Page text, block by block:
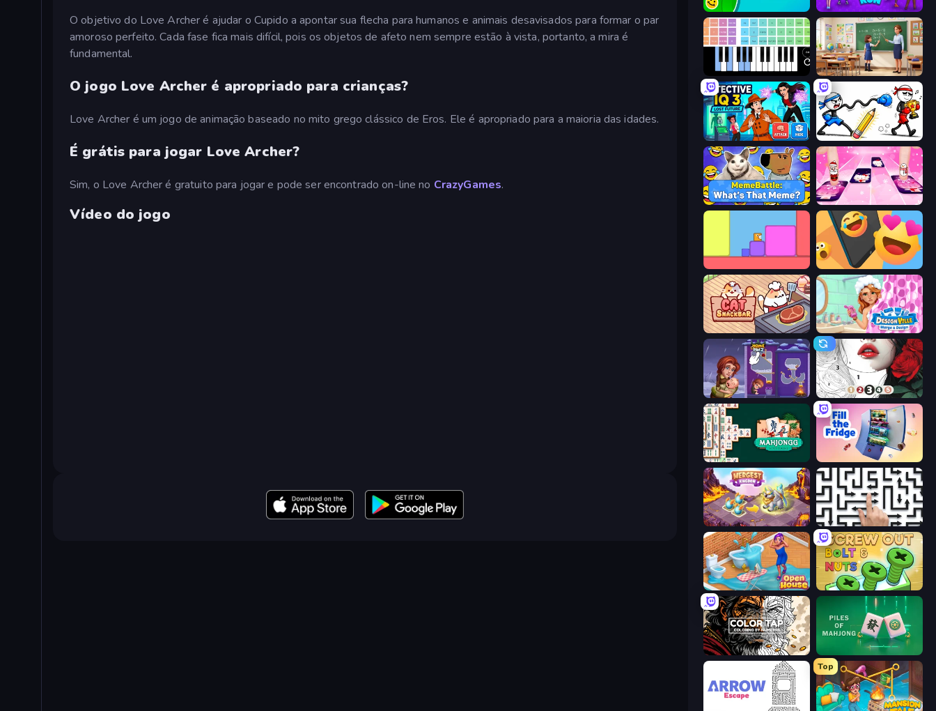
O objetivo do Love Archer é ajudar o Cupido a apontar sua flecha para humanos e animais desavisados para formar o par
amoroso perfeito. Cada fase fica mais difícil, pois os objetos de afeto nem sempre estão à vista, portanto, a mira é
fundamental.
O jogo Love Archer é apropriado para crianças?
Love Archer é um jogo de animação baseado no mito grego clássico de Eros. Ele é apropriado para a maioria das idades.
É grátis para jogar Love Archer?
Sim, o Love Archer é gratuito para jogar e pode ser encontrado on-line no CrazyGames.
Vídeo do jogo
Feeling Arrow Stilts Run
Virtual Online Piano High School Teacher Simulator
Detective IQ 3 Doodle Smash
MemeBattle: What's That Meme?
Reply Run
Cat Snack Bar Designville: Merge & Design
Home Pin 2 Numicolor
Mahjongg Solitaire Fill The Fridge
Mergest Kingdom Arrow Escape: Puzzle
Open House Screw Out: Bolts and Nuts
Color Tap: Coloring by Numbers Piles of Mahjong
Top